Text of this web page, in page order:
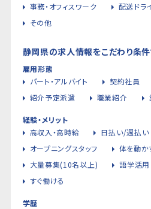
事務・オフィスワーク
配送ドラ
その他
静岡県の求人情報をこだわり条件
雇用形態
パート・アルバイト
契約社員
紹介予定派遣
職業紹介
経験・メリット
高収入・高時給
日払い/週払い
オープニングスタッフ
体を動か
大量募集(10名以上)
語学活用
すぐ働ける
学歴